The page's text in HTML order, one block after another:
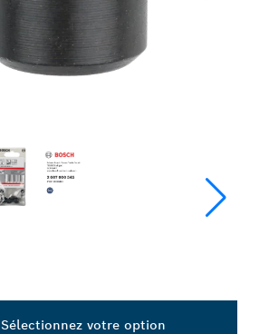
Sélectionnez votre option